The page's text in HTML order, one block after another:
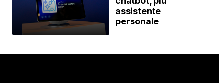
assistente
personale